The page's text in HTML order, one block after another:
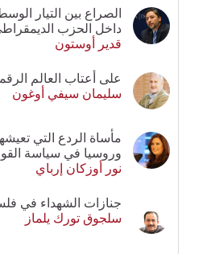
الصراع بين التيار
داخل الحزب
قدير أوستون
على أعتاب العالم
سليمان سيفي أوغون
مأساة الردع التي
وروسيا في سياسة
نور أوزكان إرباي
جنازات الشهداء في
سلجوق تورك يلماز